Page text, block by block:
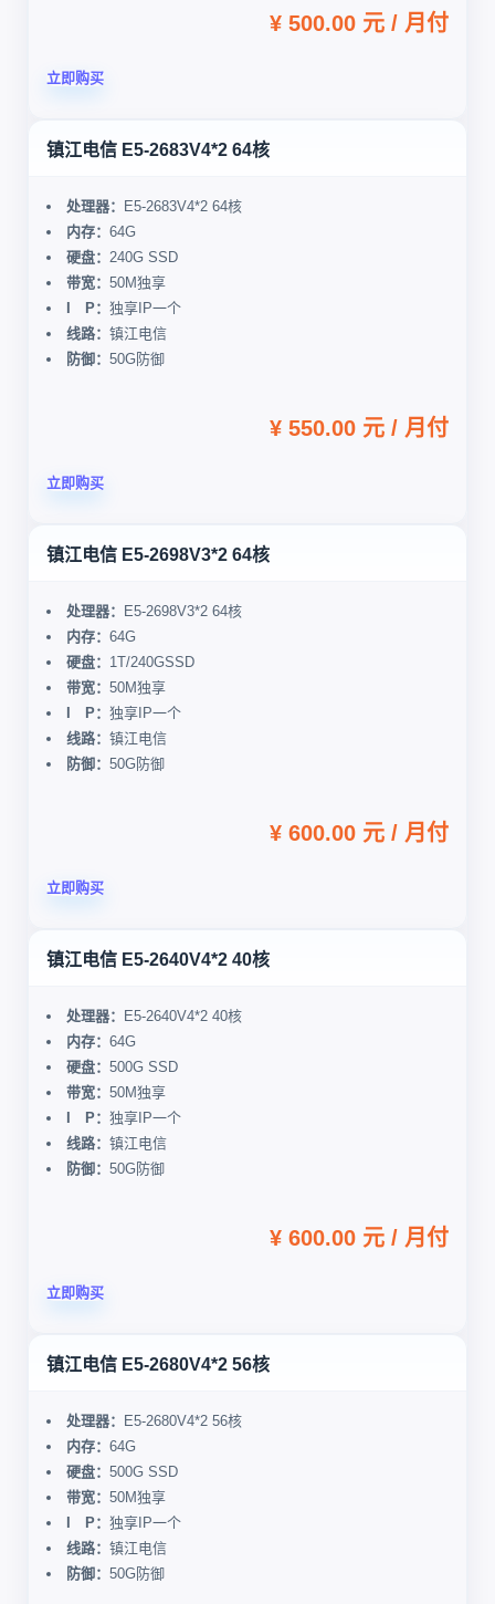
¥ 500.00 元 / 月付
立即购买
镇江电信 E5-2683V4*2 64核
处理器：
E5-2683V4*2 64核
内存： 64G
硬盘： 240G SSD
带宽： 50M独享
I P： 独享IP一个
线路： 镇江电信
防御： 50G防御
¥ 550.00 元 / 月付
立即购买
镇江电信 E5-2698V3*2 64核
处理器：
E5-2698V3*2 64核
内存： 64G
硬盘： 1T/240GSSD
带宽： 50M独享
I P： 独享IP一个
线路： 镇江电信
防御： 50G防御
¥ 600.00 元 / 月付
立即购买
镇江电信 E5-2640V4*2 40核
处理器：
E5-2640V4*2 40核
内存： 64G
硬盘： 500G SSD
带宽： 50M独享
I P： 独享IP一个
线路： 镇江电信
防御： 50G防御
¥ 600.00 元 / 月付
立即购买
镇江电信 E5-2680V4*2 56核
处理器：
E5-2680V4*2 56核
内存： 64G
硬盘： 500G SSD
带宽： 50M独享
I P： 独享IP一个
线路： 镇江电信
防御： 50G防御